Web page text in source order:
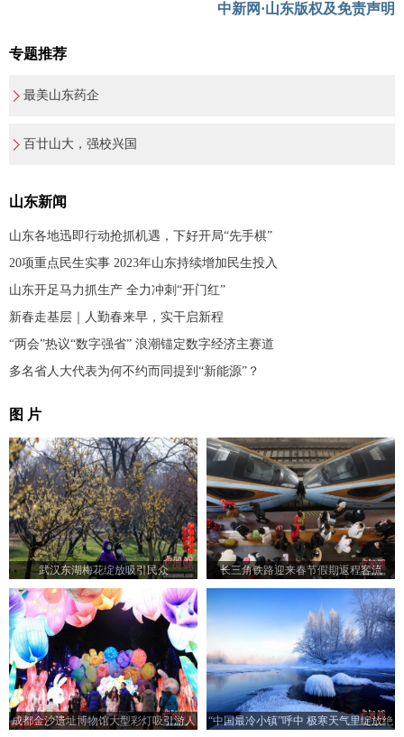
中新网·山东版权及免责声明
专题推荐
最美山东药企
百廿山大，强校兴国
山东新闻
山东各地迅即行动抢抓机遇，下好开局“先手棋”
20项重点民生实事 2023年山东持续增加民生投入
山东开足马力抓生产 全力冲刺“开门红”
新春走基层｜人勤春来早，实干启新程
“两会”热议“数字强省” 浪潮锚定数字经济主赛道
多名省人大代表为何不约而同提到“新能源”？
图 片
武汉东湖梅花绽放吸引民众 长三角铁路迎来春节假期返程客流
成都金沙遗址博物馆大型彩灯吸引游人
“中国最冷小镇”呼中 极寒天气里绽放绝